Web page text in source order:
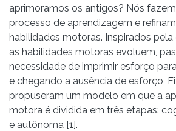
aprimoramos os antigos? Nós
processo de aprendizagem e
habilidades motoras. Inspirados
as habilidades motoras evoluem,
necessidade de imprimir esforço
e chegando a ausência de esforço,
propuseram um modelo em que a
motora é dividida em três etapas:
e autônoma [1].